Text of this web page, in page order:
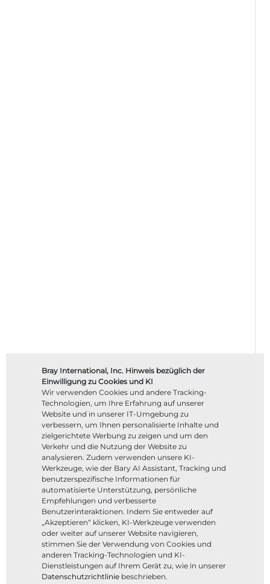
Bray International, Inc. Hinweis bezüglich der
Einwilligung zu Cookies und KI
Wir verwenden Cookies und andere Tracking-
Technologien, um Ihre Erfahrung auf unserer
Website und in unserer IT-Umgebung zu
verbessern, um Ihnen personalisierte Inhalte und
zielgerichtete Werbung zu zeigen und um den
Verkehr und die Nutzung der Website zu
analysieren. Zudem verwenden unsere KI-
Werkzeuge, wie der Bary AI Assistant, Tracking und
benutzerspezifische Informationen für
automatisierte Unterstützung, persönliche
Empfehlungen und verbesserte
Benutzerinteraktionen. Indem Sie entweder auf
„Akzeptieren“ klicken, KI-Werkzeuge verwenden
oder weiter auf unserer Website navigieren,
stimmen Sie der Verwendung von Cookies und
anderen Tracking-Technologien und KI-
Dienstleistungen auf Ihrem Gerät zu, wie in unserer
Datenschutzrichtlinie beschrieben.
Filtern nach